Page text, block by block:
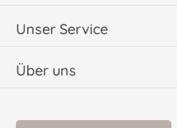
Unser Service
Über uns